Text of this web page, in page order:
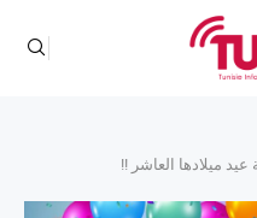
ميلادها العاشر !!